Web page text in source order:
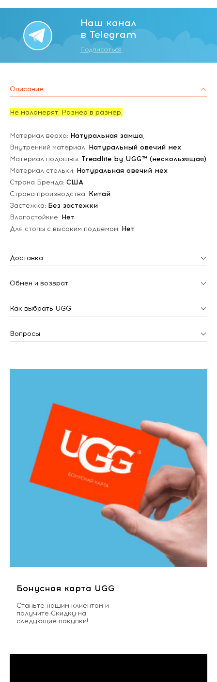
Наш канал
в Telegram
Подписаться
Описание
Не маломерят. Размер в размер.
Материал верха: Натуральная замша,
Внутренний материал: Натуральный овечий мех
Материал подошвы: Treadlite by UGG™ (нескользящая)
Материал стельки: Натуральная овечий мех
Страна Бренда: США
Страна производства: Китай
Застежка: Без застежки
Влагостойкие: Нет
Для стопы с высоким подъемом: Нет
Доставка
Обмен и возврат
Как выбрать UGG
Вопросы
Бонусная карта UGG
Станьте нашим клиентом и
получите Скидку на
следующие покупки!